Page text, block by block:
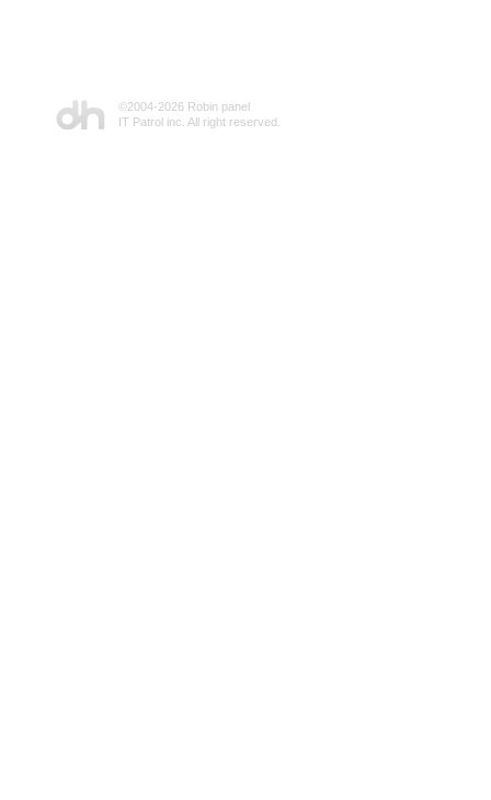
©2004-2026 Robin panel
IT Patrol inc. All right reserved.